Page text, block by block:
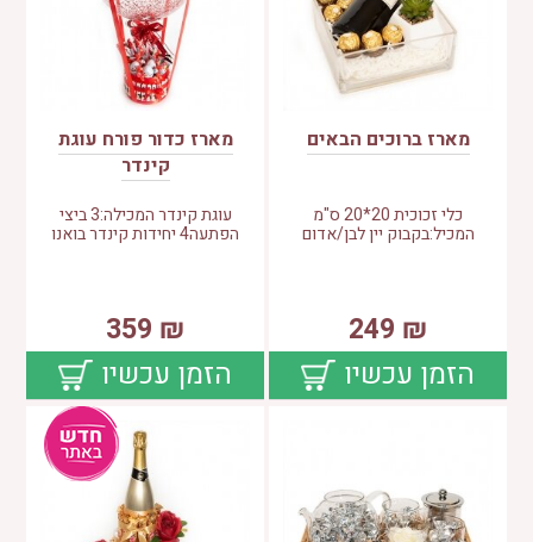
מארז ברוכים הבאים
כלי זכוכית 20*20 ס"מ
המכיל:בקבוק יין לבן/אדום
₪
249
הזמן עכשיו
מארז כדור פורח עוגת
קינדר
עוגת קינדר המכילה:3 ביצי
הפתעה4 יחידות קינדר בואנו
₪
359
הזמן עכשיו